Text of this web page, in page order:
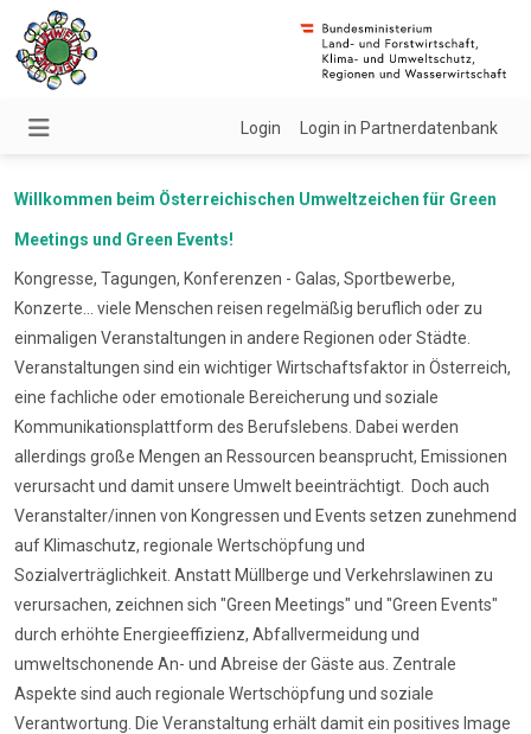
Login Login in Partnerdatenbank
Willkommen beim Österreichischen Umweltzeichen für Green
Meetings und Green Events!
Kongresse, Tagungen, Konferenzen - Galas, Sportbewerbe,
Konzerte... viele Menschen reisen regelmäßig beruflich oder zu
einmaligen Veranstaltungen in andere Regionen oder Städte.
Veranstaltungen sind ein wichtiger Wirtschaftsfaktor in Österreich,
eine fachliche oder emotionale Bereicherung und soziale
Kommunikationsplattform des Berufslebens. Dabei werden
allerdings große Mengen an Ressourcen beansprucht, Emissionen
verursacht und damit unsere Umwelt beeinträchtigt. Doch auch
Veranstalter/innen von Kongressen und Events setzen zunehmend
auf Klimaschutz, regionale Wertschöpfung und
Sozialverträglichkeit. Anstatt Müllberge und Verkehrslawinen zu
verursachen, zeichnen sich "Green Meetings" und "Green Events"
durch erhöhte Energieeffizienz, Abfallvermeidung und
umweltschonende An- und Abreise der Gäste aus. Zentrale
Aspekte sind auch regionale Wertschöpfung und soziale
Verantwortung. Die Veranstaltung erhält damit ein positives Image